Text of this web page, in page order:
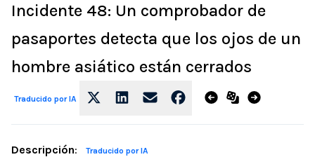
Incidente 48: Un comprobador de
pasaportes detecta que los ojos de un
hombre asiático están cerrados
Traducido por IA
Descripción: Traducido por IA